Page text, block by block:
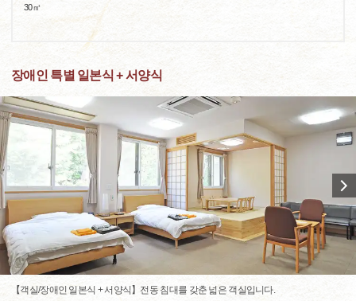
30㎡
장애인 특별 일본식 + 서양식
【객실/장애인 일본식 + 서양식】전동 침대를 갖춘 넓은 객실입니다.